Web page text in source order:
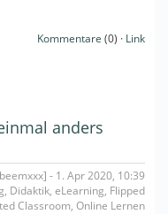
Kommentare (0) · Link
anders
- 1. Apr 2020, 10:39
Didaktik, eLearning, Flipped
Classroom, Online Lernen